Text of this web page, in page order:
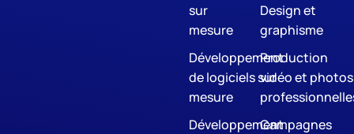
sur
mesure
Développement
de logiciels sur
mesure
Développement
Design et
graphisme
Production
vidéo et photos
Campagnes